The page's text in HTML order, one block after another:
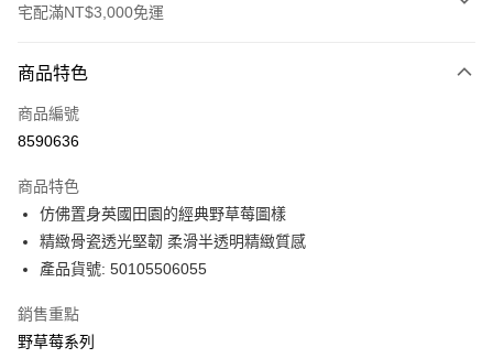
宅配滿NT$3,000免運
信用卡一次付款
信用卡分期付款
合作金庫商業銀行
華南商業銀行
彰化商業銀行
上海商業儲蓄銀行
台北富邦商業銀行
國泰世華商業銀行
匯豐（台灣）商業銀行
聯邦商業銀行
LINE Pay
Apple Pay
Google Pay
商品特色
商品編號
8590636
商品特色
仿佛置身英國田園的經典野草莓圖樣
精緻骨瓷透光堅韌 柔滑半透明精緻質感
產品貨號: 50105506055
銷售重點
野草莓系列